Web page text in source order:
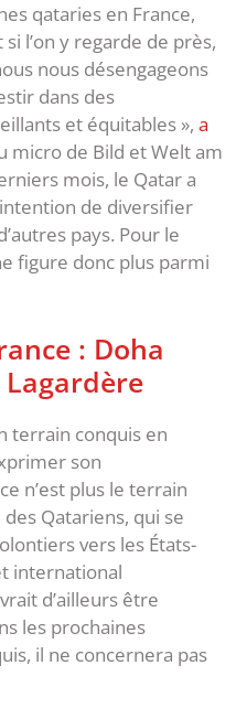
qataries en France,
si l’on y regarde de près,
nous désengageons
dans des
et équitables », a
micro de Bild et Welt am
mois, le Qatar a
de diversifier
pays. Pour le
figure donc plus parmi
: Doha
terrain conquis en
son
n’est plus le terrain
Qatariens, qui se
vers les États-
international
d’ailleurs être
les prochaines
il ne concernera pas